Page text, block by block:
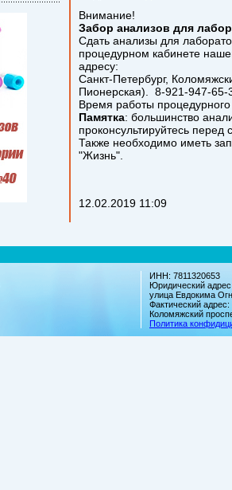
Внимание!
Забор анализов для
Сдать анализы для
процедурном кабинете
адресу:
Санкт-Петербург,
Пионерская). 8-921-947-
Время работы
Памятка: большинство
проконсультируйтесь
Также необходимо иметь
"Жизнь".
12.02.2019 11:09
ИНН: 7811320653
Юридический
улица Евдокима
Фактический
Коломяжский
Политика